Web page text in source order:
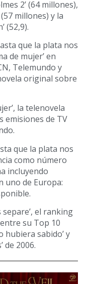
2’ (64 millones),
millones) y la
(52,9).
que la plata nos
de mujer’ en
Telemundo y
original sobre
la telenovela
emisiones de TV
que la plata nos
como número
incluyendo
uno de Europa:
separe’, el ranking
su Top 10
hubiera sabido’ y
de 2006.